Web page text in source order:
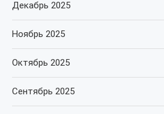
Декабрь 2025
Ноябрь 2025
Октябрь 2025
Сентябрь 2025